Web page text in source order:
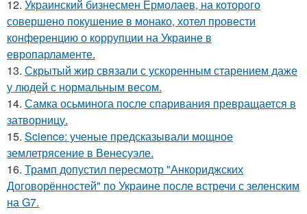
12. Украинский бизнесмен Ермолаев, на которого
совершено покушение в монако, хотел провести
конференцию о коррупции на Украине в
европарламенте.
13. Скрытый жир связали с ускоренным старением даже
у людей с нормальным весом.
14. Самка осьминога после спаривания превращается в
затворницу.
15. Science: ученые предсказывали мощное
землетрясение в Венесуэле.
16. Трамп допустил пересмотр "Анкориджских
Договорённостей" по Украине после встречи с зеленским
на G7.